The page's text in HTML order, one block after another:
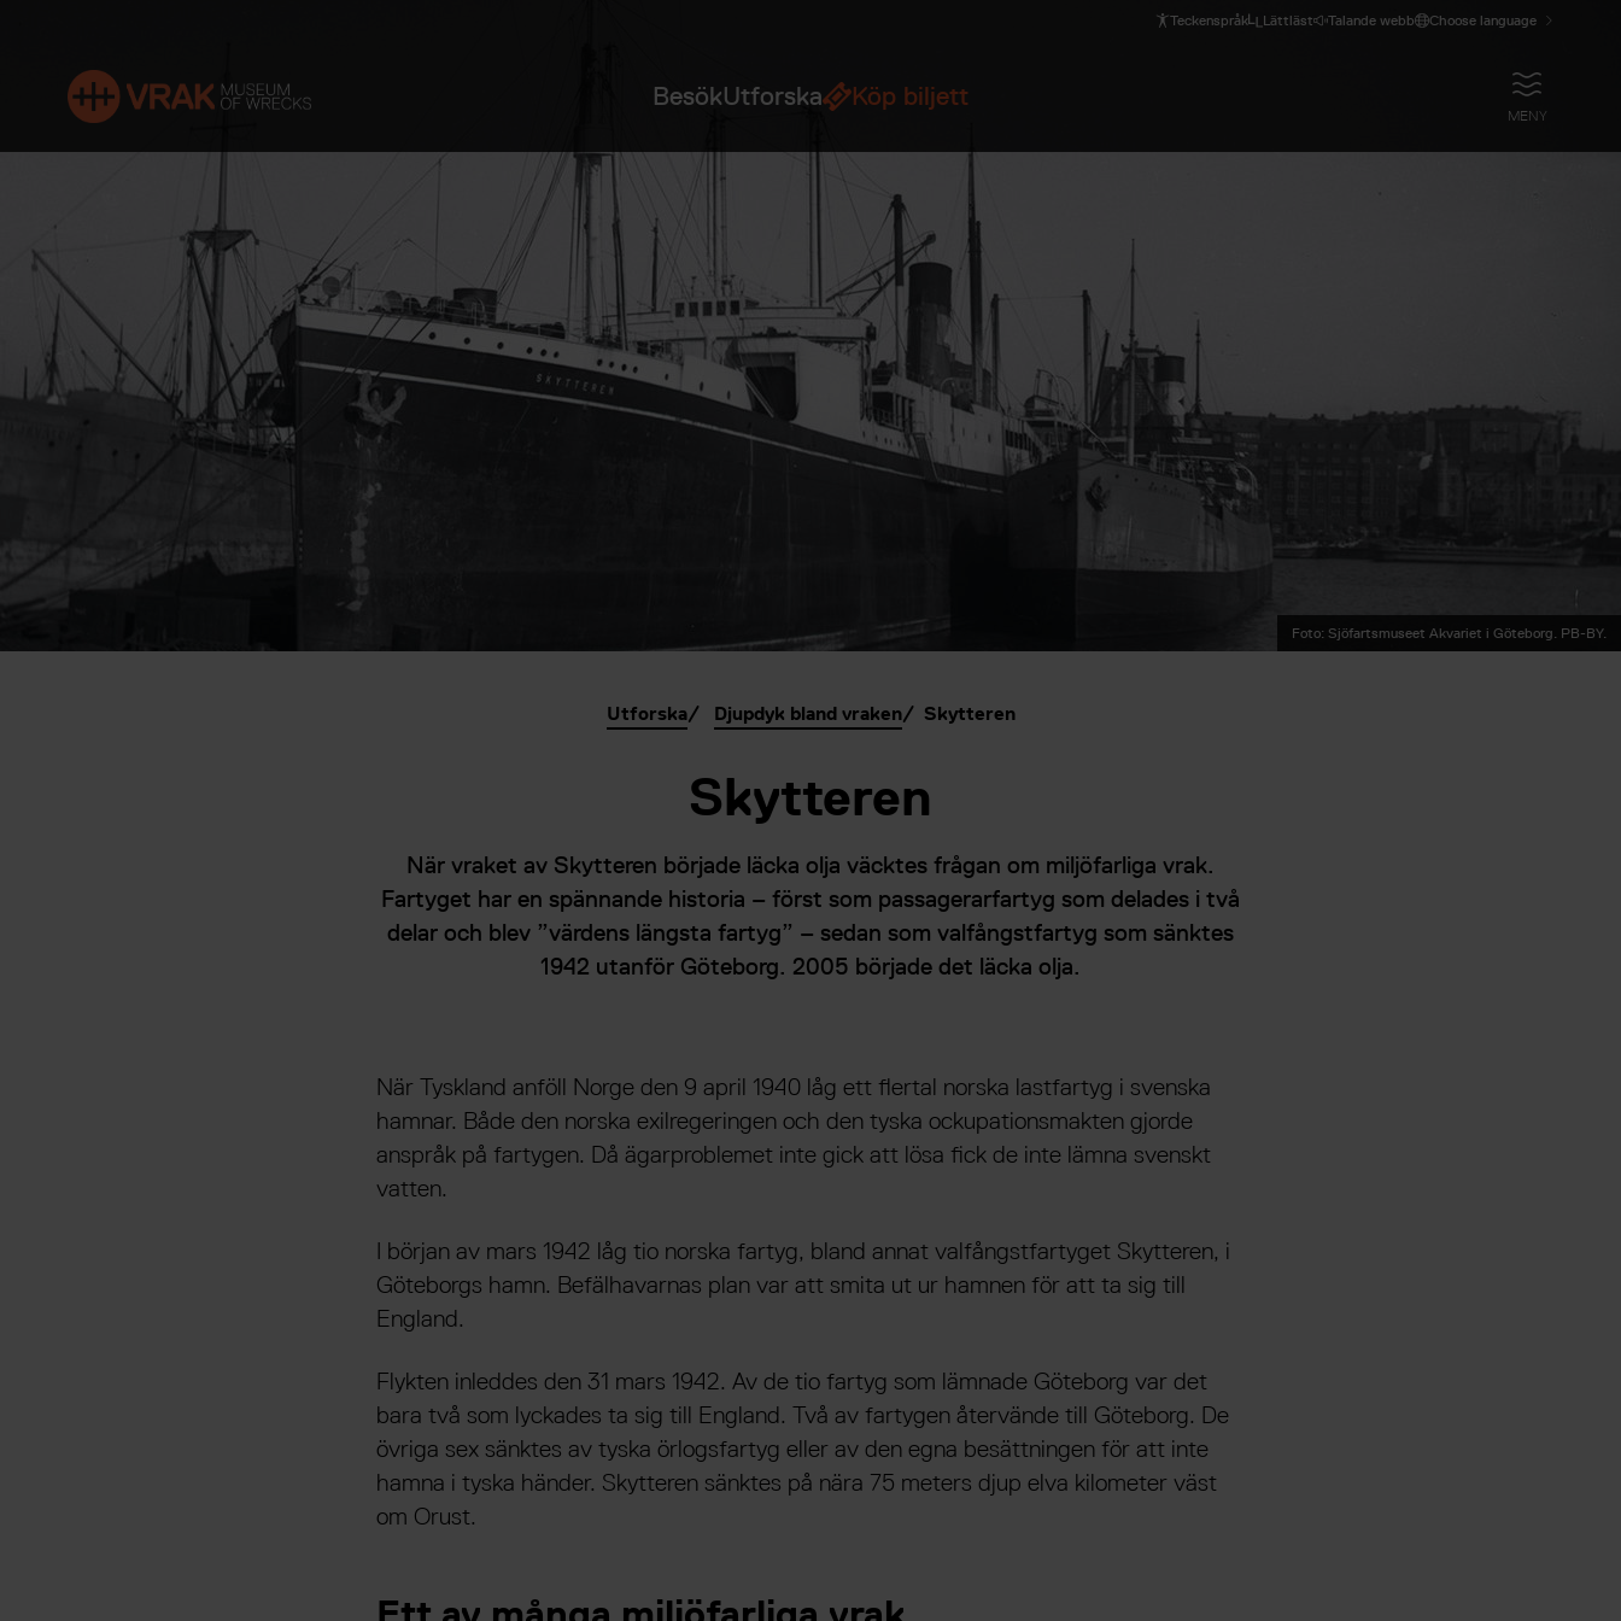
Teckenspråk Lättläst Talande webb Choose language
BesökUtforska Köp biljett
ÖPPNA
MENY
Foto: Sjöfartsmuseet Akvariet i Göteborg. PB-BY.
Utforska Djupdyk bland vraken Skytteren
Skytteren
När vraket av Skytteren började läcka olja väcktes frågan om miljöfarliga vrak.
Fartyget har en spännande historia – först som passagerarfartyg som delades i två
delar och blev ”värdens längsta fartyg” – sedan som valfångstfartyg som sänktes
1942 utanför Göteborg. 2005 började det läcka olja.
När Tyskland anföll Norge den 9 april 1940 låg ett flertal norska lastfartyg i svenska
hamnar. Både den norska exilregeringen och den tyska ockupationsmakten gjorde
anspråk på fartygen. Då ägarproblemet inte gick att lösa fick de inte lämna svenskt
vatten.
I början av mars 1942 låg tio norska fartyg, bland annat valfångstfartyget Skytteren, i
Göteborgs hamn. Befälhavarnas plan var att smita ut ur hamnen för att ta sig till
England.
Flykten inleddes den 31 mars 1942. Av de tio fartyg som lämnade Göteborg var det
bara två som lyckades ta sig till England. Två av fartygen återvände till Göteborg. De
övriga sex sänktes av tyska örlogsfartyg eller av den egna besättningen för att inte
hamna i tyska händer. Skytteren sänktes på nära 75 meters djup elva kilometer väst
om Orust.